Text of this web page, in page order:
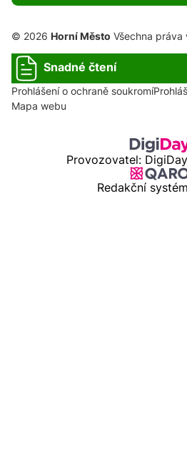
© 2026 Horní Město Všechna práva
Snadné čtení
Prohlášení o ochraně soukromí
Mapa webu
Provozovatel:
Redakční